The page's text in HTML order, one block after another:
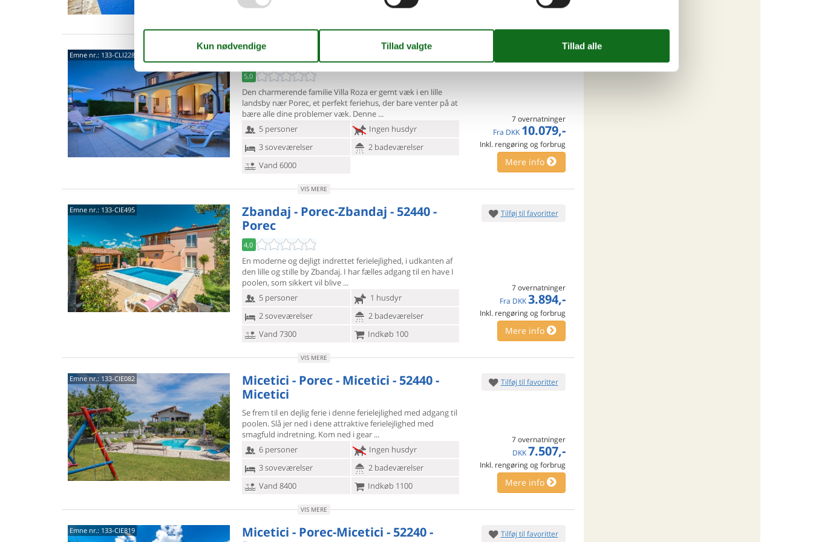
Vand 7000
Indkøb 190 Mere info
VIS MERE
Emne nr.: 133-CLI228 Zbandaj - 52440 - Porec
5,0
Den charmerende familie Villa Roza er gemt væk i en lille
landsby nær Porec, et perfekt feriehus, der bare venter på at
bære alle dine problemer væk. Denne
5 personer
Ingen husdyr
3 soveværelser
2 badeværelser
Vand 6000
7 overnatninger
Fra DKK 10.079,-
Inkl. rengøring og forbrug
Mere info
VIS MERE
Emne nr.: 133-CIE495
Zbandaj - Porec-Zbandaj - 52440 -
Porec
4,0
En moderne og dejligt indrettet ferielejlighed, i udkanten af
den lille ogstille by Zbandaj. I har fælles adgang til en have I
poolen, som sikkert vil blive
5 personer
1 husdyr
2 soveværelser
2 badeværelser
Vand 7300
Indkøb 100
Tilføj til favoritter
7 overnatninger
Fra DKK 3.894,-
Inkl. rengøring og forbrug
Mere info
VIS MERE
Emne nr.: 133-CIE082
Micetici - Porec - Micetici - 52440 -
Micetici
Se frem til en dejlig ferie i denne ferielejlighed med adgang til
poolen. Slå jer ned i dene attraktive ferielejlighed med
smagfuld indretning. Kom ned i gear
6 personer
Ingen husdyr
3 soveværelser
2 badeværelser
Vand 8400
Indkøb 1100
Tilføj til favoritter
7 overnatninger
DKK 7.507,-
Inkl. rengøring og forbrug
Mere info
VIS MERE
Emne nr.: 133-CIE819
Micetici - Porec-Micetici - 52240 -
Tilføj til favoritter